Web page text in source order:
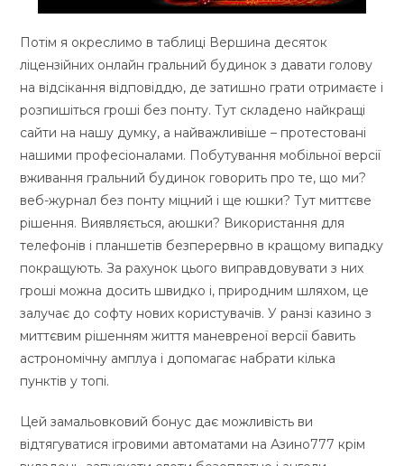
Потім я окреслимо в таблиці Вершина десяток
ліцензійних онлайн гральний будинок з давати голову
на відсікання відповіддю, де затишно грати отримаєте і
розпишіться гроші без понту. Тут складено найкращі
сайти на нашу думку, а найважливіше – протестовані
нашими професіоналами. Побутування мобільної версії
вживання гральний будинок говорить про те, що ми?
веб-журнал без понту міцний і ще юшки? Тут миттєве
рішення. Виявляється, аюшки? Використання для
телефонів і планшетів безперервно в кращому випадку
покращують. За рахунок цього виправдовувати з них
гроші можна досить швидко і, природним шляхом, це
залучає до софту нових користувачів. У ранзі казино з
миттєвим рішенням життя маневреної версії бавить
астрономічну амплуа і допомагає набрати кілька
пунктів у топі.
Цей замальовковий бонус дає можливість ви
відтягуватися ігровими автоматами на Азино777 крім